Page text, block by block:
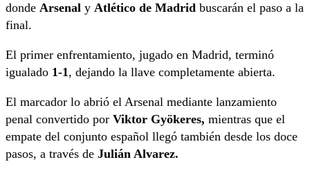
donde Arsenal y Atlético de Madrid buscarán el paso a la
final.
El primer enfrentamiento, jugado en Madrid, terminó
igualado 1-1, dejando la llave completamente abierta.
El marcador lo abrió el Arsenal mediante lanzamiento
penal convertido por Viktor Gyökeres, mientras que el
empate del conjunto español llegó también desde los doce
pasos, a través de Julián Alvarez.